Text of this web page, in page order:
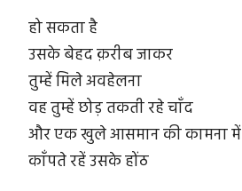
हो सकता है
उसके बेहद क़रीब जाकर
तुम्हें मिले अवहेलना
वह तुम्हें छोड़ तकती रहे चाँद
और एक खुले आसमान की कामना में
काँपते रहें उसके होंठ